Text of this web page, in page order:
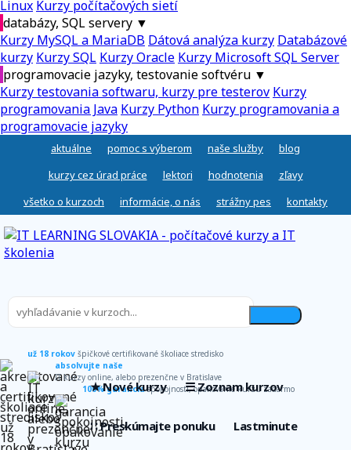
Linux Kurzy počítačových sietí
databázy, SQL servery ▼
Kurzy MySQL a MariaDB Dátová analýza kurzy Databázové
kurzy Kurzy SQL Kurzy Oracle Kurzy Microsoft SQL Server
programovacie jazyky, testovanie softvéru ▼
Kurzy testovania softwaru, kurzy pre testerov Kurzy
programovania Java Kurzy Python Kurzy programovania a
programovacie jazyky
aktuálne pomoc s výberom naše služby
blog
kurzy cez úrad práce
lektori hodnotenia
zľavy
všetko o kurzoch
informácie, o nás strážny pes kontakty
už 18 rokov špičkové certifikované školiace stredisko
absolvujte naše
IT kurzy online, alebo prezenčne v Bratislave
100% garanciaspokojnosti, opakovanie kurzu zadarmo
★ Nové kurzy ☰ Zoznam kurzov
∷ Preskúmajte ponuku Lastminute